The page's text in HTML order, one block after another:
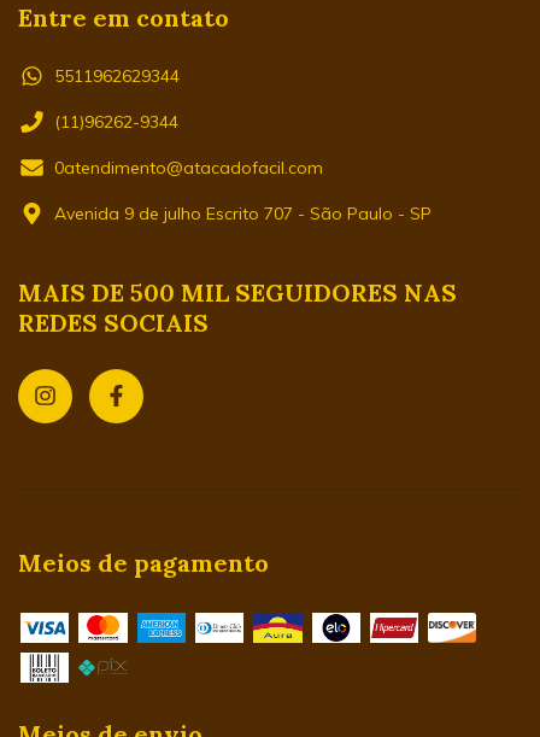
Entre em contato
5511962629344
(11)96262-9344
0atendimento@atacadofacil.com
Avenida 9 de julho Escrito 707 - São Paulo - SP
MAIS DE 500 MIL SEGUIDORES NAS
REDES SOCIAIS
Meios de pagamento